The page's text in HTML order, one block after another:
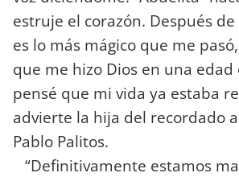
estruje el corazón. Después
es lo más mágico que me
que me hizo Dios en una edad
pensé que mi vida ya estaba
advierte la hija del recordado
Pablo Palitos.
“Definitivamente estamos